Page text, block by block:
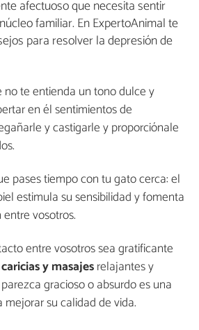
afectuoso que necesita sentir
familiar. En ExpertoAnimal te
para resolver la depresión de
no te entienda un tono dulce y
en él sentimientos de
y castigarle y proporciónale
pases tiempo con tu gato cerca: el
estimula su sensibilidad y fomenta
vosotros.
entre vosotros sea gratificante
caricias y masajesrelajantes y
gracioso o absurdo es una
su calidad de vida.